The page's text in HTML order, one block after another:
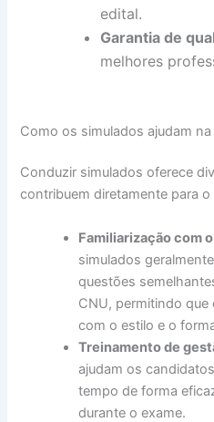
edital.
Garantia de
melhores
Como os simulados ajudam
Conduzir simulados oferece
contribuem diretamente para
Familiarização com
simulados
questões
CNU, permitindo
com o estilo e o
Treinamento de
ajudam os
tempo de forma
durante o exame.